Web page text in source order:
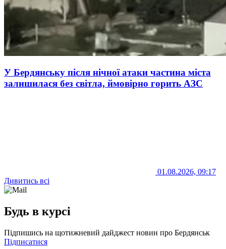
У Бердянську після нічної атаки частина міста
залишилася без світла, ймовірно горить АЗС
01.08.2026, 09:17
Дивитись всі
Будь в курсі
Підпишись на щотижневий дайджест новин про Бердянськ
Підписатися